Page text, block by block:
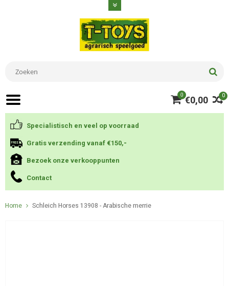
0
0 €0,00
Specialistisch en veel op voorraad
Gratis verzending vanaf €150,-
Bezoek onze verkooppunten
Contact
Home Schleich Horses 13908 - Arabische merrie